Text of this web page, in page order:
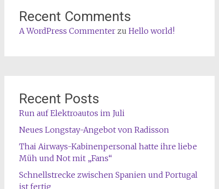
Recent Comments
A WordPress Commenterzu Hello world!
Recent Posts
Run auf Elektroautos im Juli
Neues Longstay-Angebot von Radisson
Thai Airways-Kabinenpersonal hatte ihre liebe
Müh und Not mit „Fans“
Schnellstrecke zwischen Spanien und Portugal
ist fertig